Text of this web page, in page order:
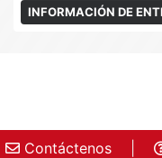
INFORMACIÓN DE
Contáctenos